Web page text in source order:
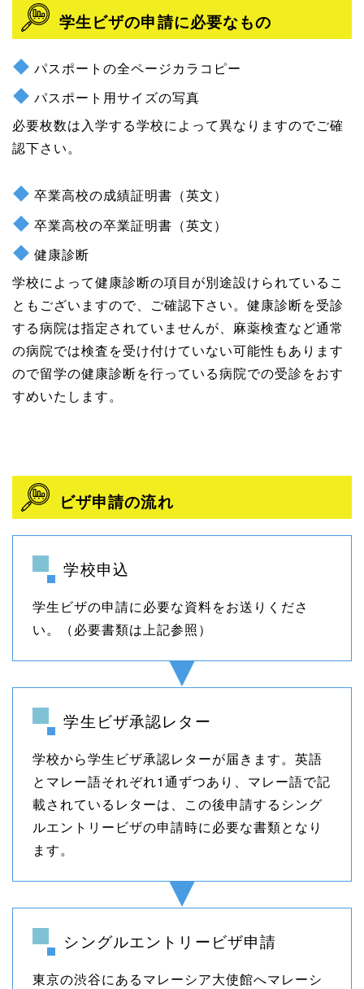
学生ビザの申請に必要なもの
パスポートの全ページカラコピー
パスポート用サイズの写真
必要枚数は入学する学校によって異なりますのでご確
認下さい。
卒業高校の成績証明書（英文）
卒業高校の卒業証明書（英文）
健康診断
学校によって健康診断の項目が別途設けられているこ
ともございますので、ご確認下さい。健康診断を受診
する病院は指定されていませんが、麻薬検査など通常
の病院では検査を受け付けていない可能性もあります
ので留学の健康診断を行っている病院での受診をおす
すめいたします。
ビザ申請の流れ
学校申込
学生ビザの申請に必要な資料をお送りくださ
い。（必要書類は上記参照）
学生ビザ承認レター
学校から学生ビザ承認レターが届きます。英語
とマレー語それぞれ1通ずつあり、マレー語で記
載されているレターは、この後申請するシング
ルエントリービザの申請時に必要な書類となり
ます。
シングルエントリービザ申請
東京の渋谷にあるマレーシア大使館へマレーシ